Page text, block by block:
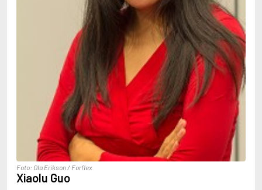
Abrahams, Peter (f. 1947)
Abrahamson, Emmy
Abu-Jaber, Diana
Abulhawa, Susan
Aburas, Lone
Achebe, Chinua
Achmatova, Anna
Aciman, André
Ackebo, Lena
Acker, Kathy
Ackroyd, Peter
Adam de la Halle
Adamov, Arthur
Adams, Douglas
Adams, Herbert
Foto: Ola Erikson / Forflex
Xiaolu Guo